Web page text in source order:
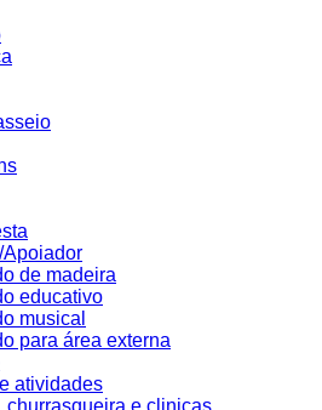
de madeira
educativo
musical
para área externa
atividades
churrasqueira e clinicas